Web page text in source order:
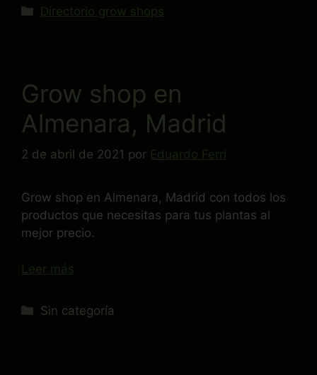
Directorio grow shops
Grow shop en
Almenara, Madrid
2 de abril de 2021 por Eduardo Ferri
Grow shop en Almenara, Madrid con todos los
productos que necesitas para tus plantas al
mejor precio.
Leer más
Sin categoría